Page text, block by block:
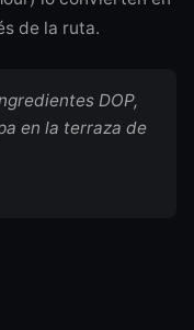
de la ruta.
DOP,
en la terraza de